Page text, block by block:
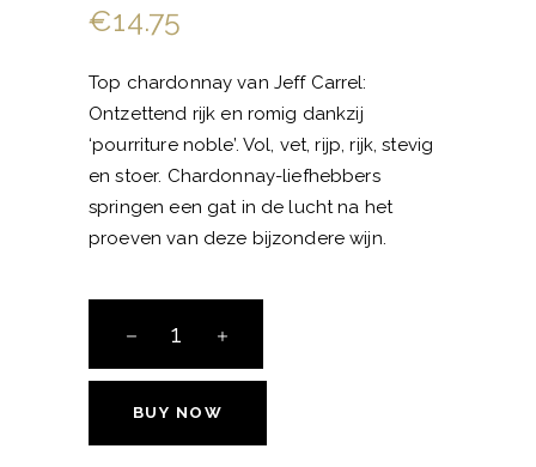
€14.75
Top chardonnay van Jeff Carrel:
Ontzettend rijk en romig dankzij
‘pourriture noble’. Vol, vet, rijp, rijk, stevig
en stoer. Chardonnay-liefhebbers
springen een gat in de lucht na het
proeven van deze bijzondere wijn.
Carrel
Morillon
BlancBUY NOW